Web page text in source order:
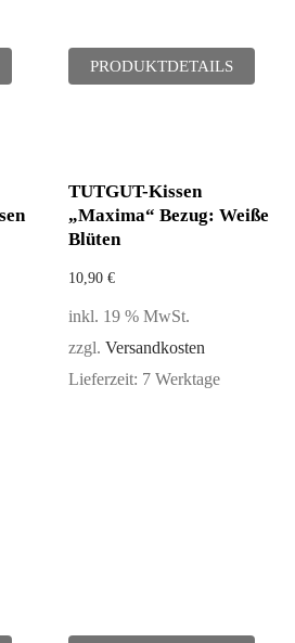
PRODUKTDETAILS
TUTGUT-Kissen
„Maxima“ Bezug: Weiße
Blüten
10,90 €
inkl. 19 % MwSt.
zzgl. Versandkosten
Lieferzeit: 7 Werktage